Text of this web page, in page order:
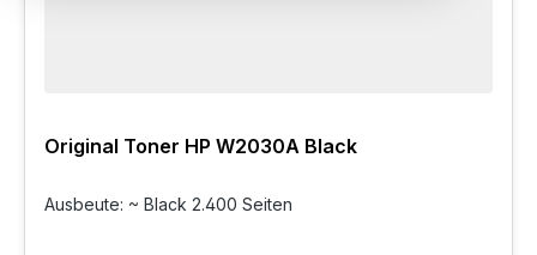
Original Toner HP W2030A Black
Ausbeute: ~ Black 2.400 Seiten